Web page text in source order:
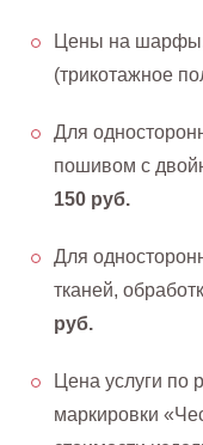
Цены на шарфы,
(трикотажное
Для
пошивом с
150 руб.
Для
тканей,
руб.
Цена услуги по
маркировки